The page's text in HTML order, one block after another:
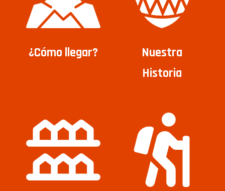
¿Cómo llegar?
Nuestra
Historia